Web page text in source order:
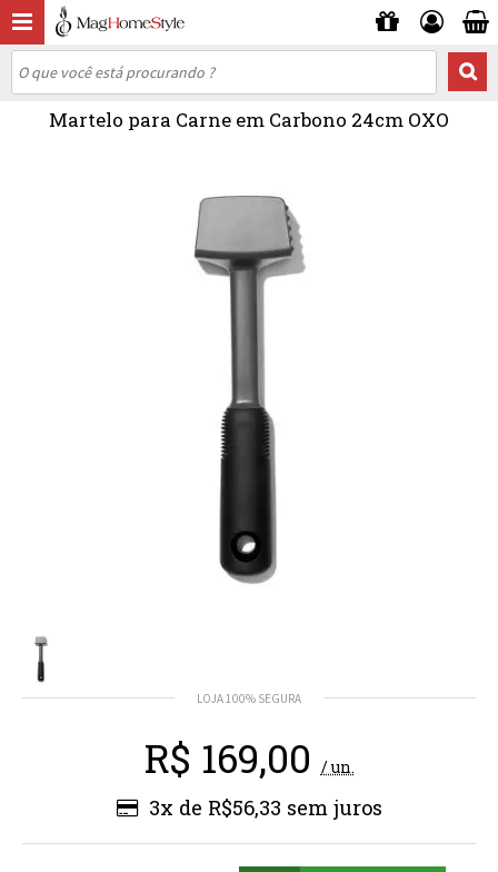
Martelo para Carne em Carbono 24cm OXO
R$ 169,00 / un.
3x de R$56,33